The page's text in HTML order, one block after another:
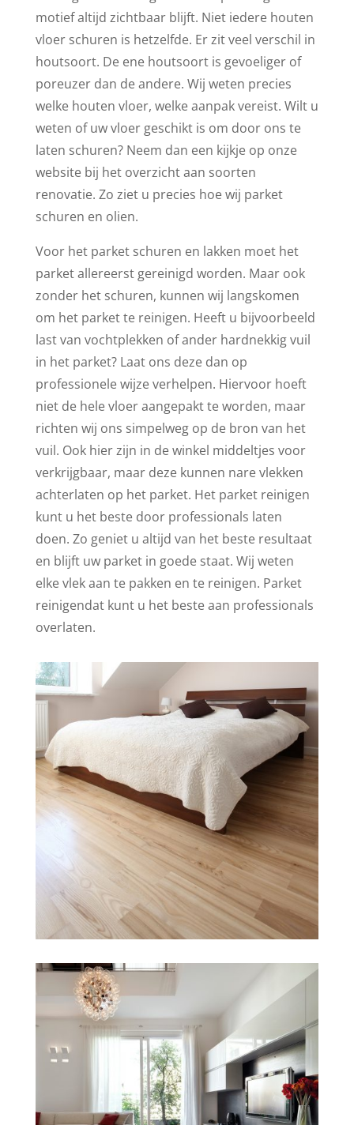
motief altijd zichtbaar blijft. Niet iedere houten
vloer schuren is hetzelfde. Er zit veel verschil in
houtsoort. De ene houtsoort is gevoeliger of
poreuzer dan de andere. Wij weten precies
welke houten vloer, welke aanpak vereist. Wilt u
weten of uw vloer geschikt is om door ons te
laten schuren? Neem dan een kijkje op onze
website bij het overzicht aan soorten
renovatie. Zo ziet u precies hoe wij parket
schuren en olien.
Voor het parket schuren en lakken moet het
parket allereerst gereinigd worden. Maar ook
zonder het schuren, kunnen wij langskomen
om het parket te reinigen. Heeft u bijvoorbeeld
last van vochtplekken of ander hardnekkig vuil
in het parket? Laat ons deze dan op
professionele wijze verhelpen. Hiervoor hoeft
niet de hele vloer aangepakt te worden, maar
richten wij ons simpelweg op de bron van het
vuil. Ook hier zijn in de winkel middeltjes voor
verkrijgbaar, maar deze kunnen nare vlekken
achterlaten op het parket. Het parket reinigen
kunt u het beste door professionals laten
doen. Zo geniet u altijd van het beste resultaat
en blijft uw parket in goede staat. Wij weten
elke vlek aan te pakken en te reinigen. Parket
reinigendat kunt u het beste aan professionals
overlaten.